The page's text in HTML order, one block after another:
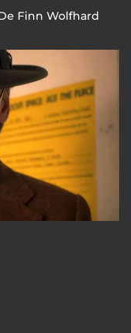
Finn Wolfhard